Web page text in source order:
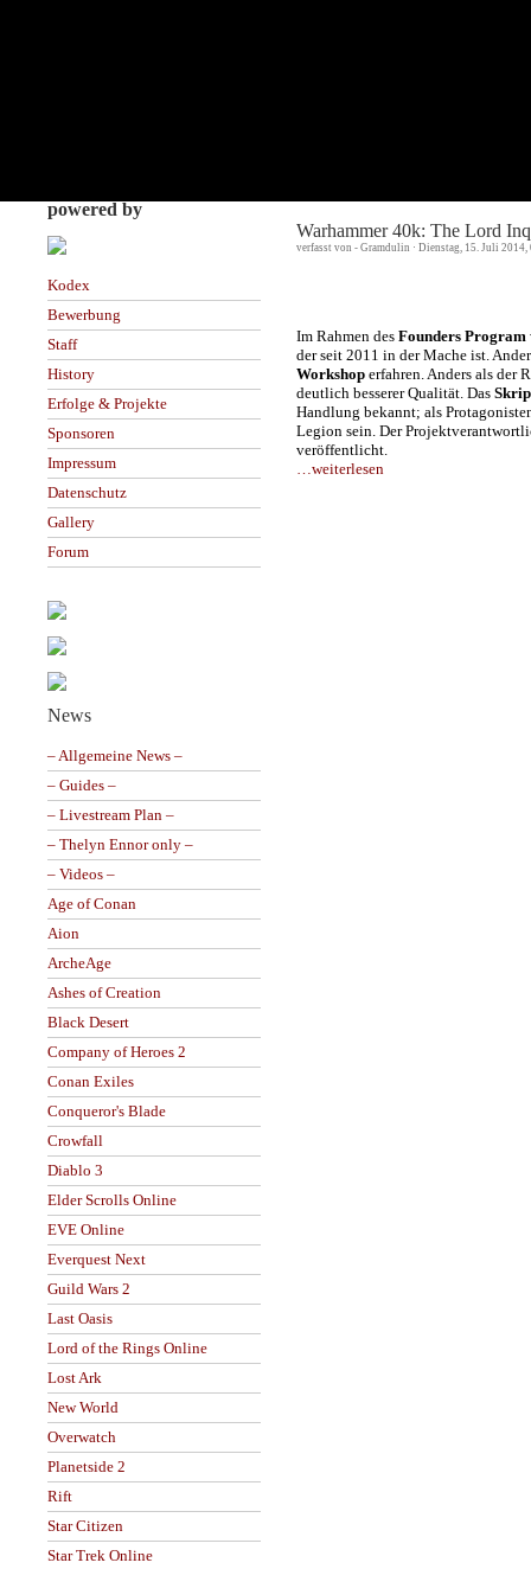
powered by
Kodex
Bewerbung
Staff
History
Erfolge & Projekte
Sponsoren
Impressum
Datenschutz
Gallery
Forum
News
– Allgemeine News –
– Guides –
– Livestream Plan –
– Thelyn Ennor only –
– Videos –
Age of Conan
Aion
ArcheAge
Ashes of Creation
Black Desert
Company of Heroes 2
Conan Exiles
Conqueror's Blade
Crowfall
Diablo 3
Elder Scrolls Online
EVE Online
Everquest Next
Guild Wars 2
Last Oasis
Lord of the Rings Online
Lost Ark
New World
Overwatch
Planetside 2
Rift
Star Citizen
Star Trek Online
Warhammer 40k: The Lord
verfasst von - Gramdulin · Dienstag, 15. Juli
Im Rahmen des Founders Program
der seit 2011 in der Mache ist.
Workshop erfahren. Anders als
deutlich besserer Qualität. Das
Handlung bekannt; als
Legion sein. Der
veröffentlicht.
…weiterlesen